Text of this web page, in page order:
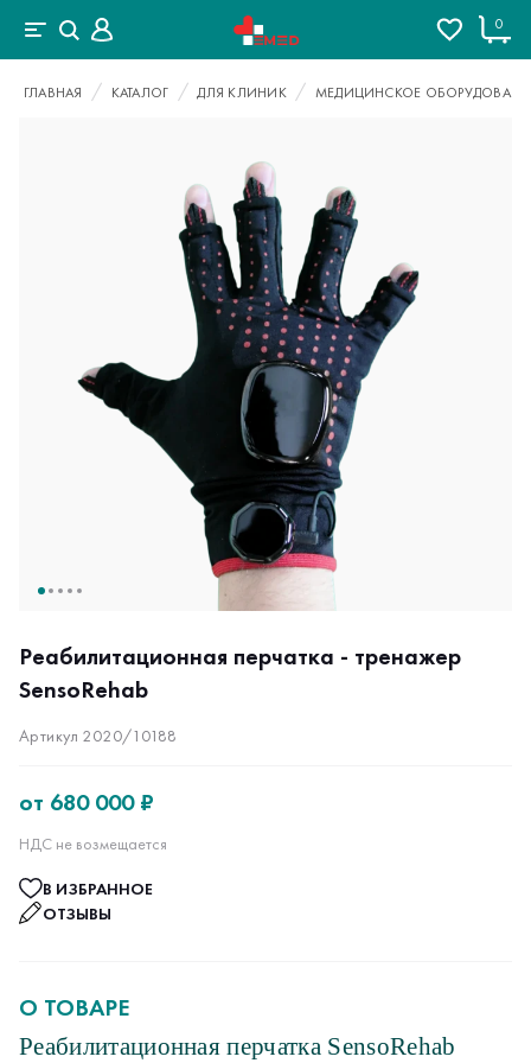
0
ГЛАВНАЯ КАТАЛОГ ДЛЯ КЛИНИК МЕДИЦИНСКОЕ
Реабилитационная перчатка - тренажер
SensoRehab
Артикул 2020/10188
от 680 000 ₽
НДС не возмещается
В ИЗБРАННОЕ
ОТЗЫВЫ
О ТОВАРЕ
Реабилитационная перчатка SensoRehab